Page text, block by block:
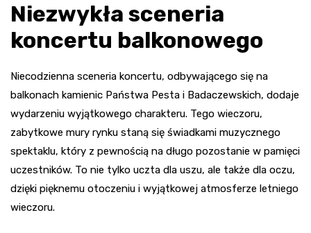
Niezwykła sceneria
koncertu balkonowego
Niecodzienna sceneria koncertu, odbywającego się na
balkonach kamienic Państwa Pesta i Badaczewskich, dodaje
wydarzeniu wyjątkowego charakteru. Tego wieczoru,
zabytkowe mury rynku staną się świadkami muzycznego
spektaklu, który z pewnością na długo pozostanie w pamięci
uczestników. To nie tylko uczta dla uszu, ale także dla oczu,
dzięki pięknemu otoczeniu i wyjątkowej atmosferze letniego
wieczoru.